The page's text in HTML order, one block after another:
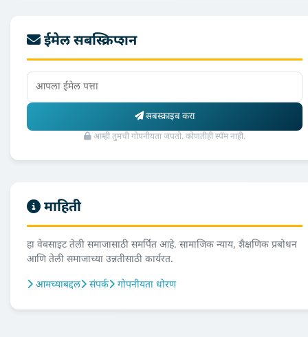
ईमेल सबस्क्रिप्शन
सबस्क्राइब करा
आम्ही तुमची गोपनीयता जपतो. कोणतीही स्पॅम नाही.
माहिती
हा वेबसाइट तेली समाजासाठी समर्पित आहे. सामाजिक न्याय, शैक्षणिक प्रबोधन
आणि तेली समाजाच्या उन्नतीसाठी कार्यरत.
आमच्याबद्दल
संपर्क गोपनीयता धोरण